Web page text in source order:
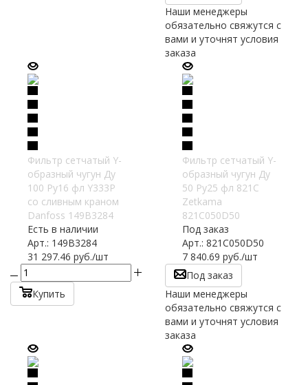
Наши менеджеры
обязательно свяжутся с
вами и уточнят условия
заказа
Фильтр сетчатый Y-
образный чугун Ду
100 Ру16 фл Y333P
со сливным краном
Danfoss 149B3284
Есть в наличии
Арт.: 149B3284
31 297.46 руб./шт
Купить
Фильтр сетчатый Y-
образный чугун Ду
50 Ру25 фл 821C
Zetkama
821C050D50
Под заказ
Арт.: 821C050D50
7 840.69 руб./шт
Под заказ
Наши менеджеры
обязательно свяжутся с
вами и уточнят условия
заказа